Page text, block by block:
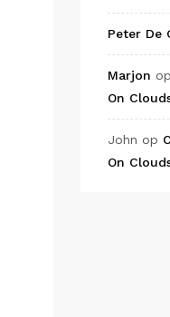
Peter De
Marjon op
On
John op
On